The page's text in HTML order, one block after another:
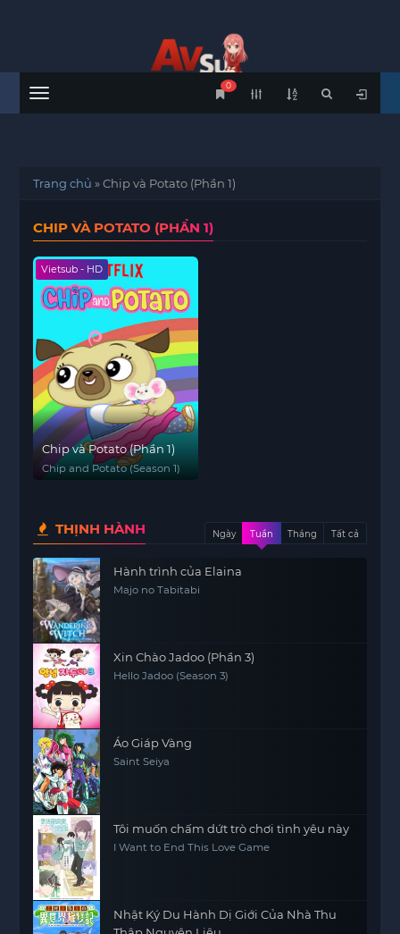
Menu
0
Trang chủ »Chip và Potato (Phần 1)
CHIP VÀ POTATO (PHẦN 1)
Vietsub - HD
Chip và Potato (Phần 1)
Chip and Potato (Season 1)
THỊNH HÀNH Ngày Tuần Tháng Tất cả
Hành trình của Elaina
Majo no Tabitabi
Xin Chào Jadoo (Phần 3)
Hello Jadoo (Season 3)
Áo Giáp Vàng
Saint Seiya
Tôi muốn chấm dứt trò chơi tình yêu này
I Want to End This Love Game
Nhật Ký Du Hành Dị Giới Của Nhà Thu